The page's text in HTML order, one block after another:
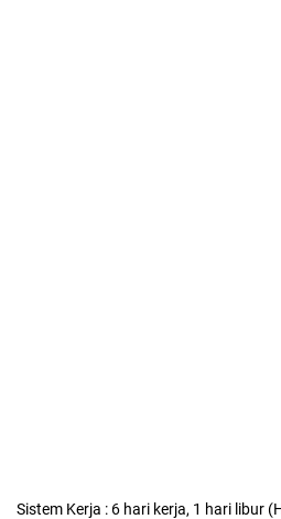
Sistem Kerja : 6 hari kerja, 1 hari libur